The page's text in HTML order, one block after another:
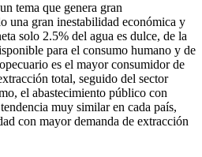
tema que genera gran
una gran inestabilidad económica y
solo 2.5% del agua es dulce, de la
para el consumo humano y de
es el mayor consumidor de
total, seguido del sector
el abastecimiento público con
muy similar en cada país,
con mayor demanda de extracción